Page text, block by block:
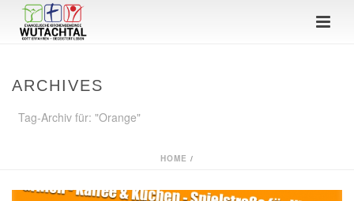
ARCHIVES
Tag-Archiv für: "Orange"
HOME /